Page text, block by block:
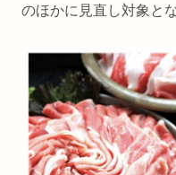
のほかに見直し対象と